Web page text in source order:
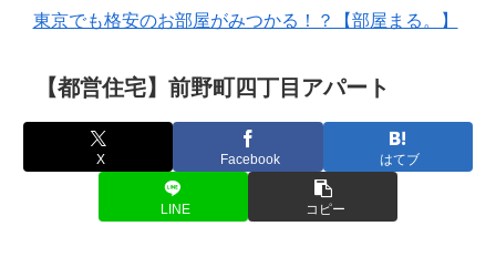
東京でも格安のお部屋がみつかる！？【部屋まる。】
【都営住宅】前野町四丁目アパート
X Facebook はてブ
LINE コピー